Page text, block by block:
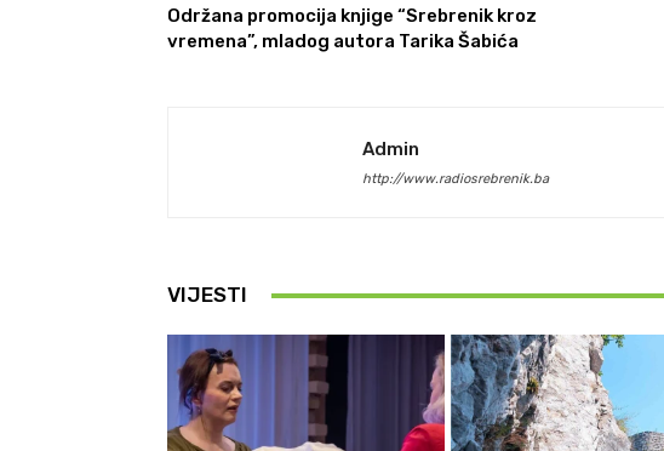
Održana promocija knjige “Srebrenik kroz
vremena”, mladog autora Tarika Šabića
Admin
http://www.radiosrebrenik.ba
VIJESTI